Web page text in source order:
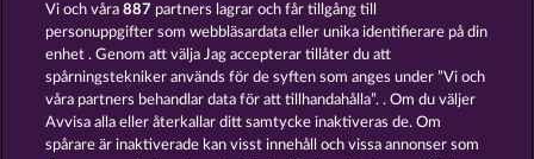
PALACE OF TREASURES GATES OF PERSIA
Vi och våra887 partners lagrar och får tillgång till
personuppgifter som webbläsardata eller unika identifierare på din
enhet . Genom att välja Jag accepterar tillåter du att
spårningstekniker används för de syften som anges under ”Vi och
våra partners behandlar data för att tillhandahålla”. . Om du väljer
Avvisa alla eller återkallar ditt samtycke inaktiveras de. Om
spårare är inaktiverade kan visst innehåll och vissa annonser som